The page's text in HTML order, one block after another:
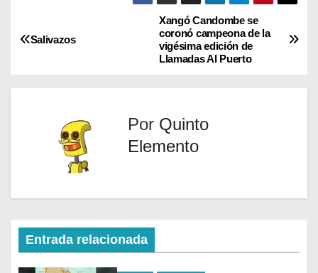
t
e
i
l
t
A
Xangó Candombe se
coronó campeona de la
vigésima edición de
Llamadas Al Puerto
Salivazos
Por Quinto
Elemento
Entrada relacionada